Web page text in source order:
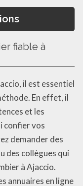
fiable à
il est essentiel
En effet, il
et les
confier vos
demander des
des collègues qui
à Ajaccio.
annuaires en ligne